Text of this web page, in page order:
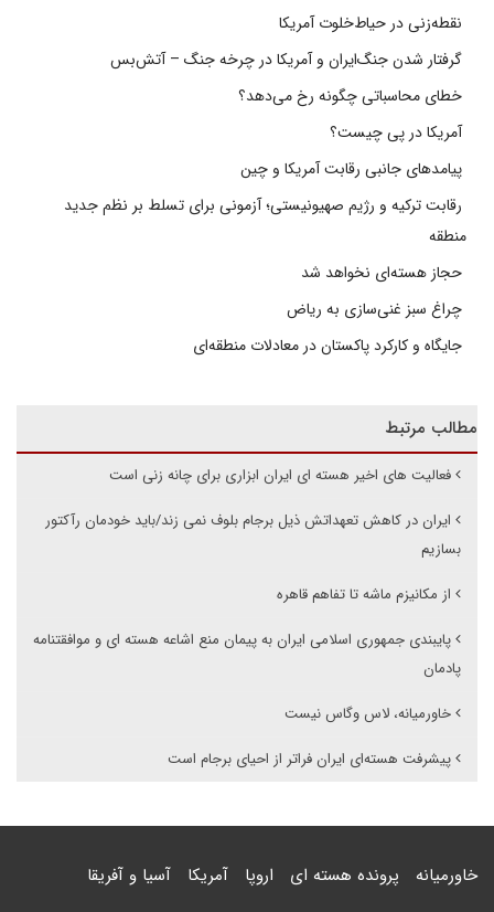
نقطه‌زنی در حیاط‌خلوت آمریکا
گرفتار شدن جنگ‌ایران و آمریکا در چرخه جنگ – آتش‌بس
خطای محاسباتی چگونه رخ می‌دهد؟
آمریکا در پی چیست؟
پیامدهای جانبی رقابت آمریکا و چین
رقابت ترکیه و رژیم صهیونیستی؛ آزمونی برای تسلط بر نظم جدید
منطقه
حجاز هسته‌ای نخواهد شد
چراغ سبز غنی‌سازی به ریاض
جایگاه و کارکرد پاکستان در معادلات منطقه‌ای
مطالب مرتبط
فعالیت های اخیر هسته ای ایران ابزاری برای چانه زنی است
ایران در کاهش تعهداتش ذیل برجام بلوف نمی زند/باید خودمان رآکتور
بسازیم
از مکانیزم ماشه تا تفاهم قاهره
پایبندی جمهوری اسلامی ایران به پیمان منع اشاعه هسته ای و موافقتنامه
پادمان
خاورمیانه، لاس وگاس نیست
پیشرفت هسته‌ای ایران فراتر از احیای برجام است
خاورمیانه پرونده هسته ای اروپا آمریکا آسیا و آفریقا